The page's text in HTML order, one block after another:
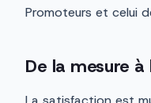
Promoteurs et celui
De la mesure